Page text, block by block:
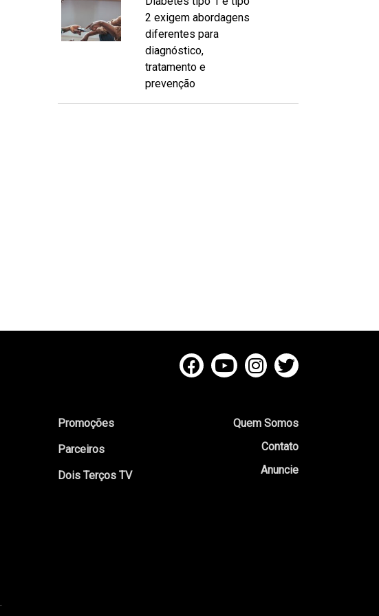
2 exigem abordagens
diferentes para
diagnóstico,
tratamento e
prevenção
Promoções
Parceiros
Dois Terços TV
Quem Somos
Contato
Anuncie